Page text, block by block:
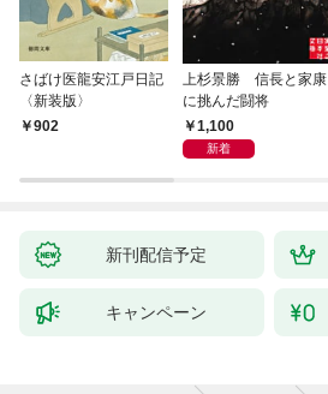
さばけ医龍安江戸日記
〈新装版〉
902
上杉景勝 信長と家康
に挑んだ闘将
1,100
新着
新刊配信予定
キャンペーン